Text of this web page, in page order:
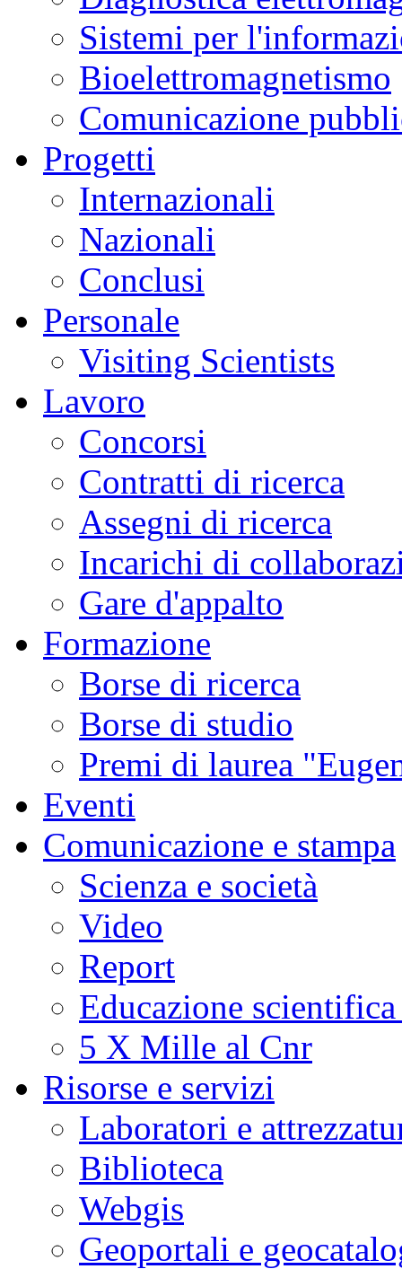
Sistemi per
Bioelettromagnetismo
Comunicazione
Progetti
Internazionali
Nazionali
Conclusi
Personale
Visiting Scientists
Lavoro
Concorsi
Contratti di ricerca
Assegni di ricerca
Incarichi di
Gare d'appalto
Formazione
Borse di ricerca
Borse di studio
Premi di laurea
Eventi
Comunicazione e stampa
Scienza e società
Video
Report
Educazione
5 X Mille al Cnr
Risorse e servizi
Laboratori e
Biblioteca
Webgis
Geoportali e